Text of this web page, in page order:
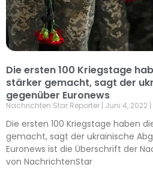
Die ersten 100 Kriegstage
stärker gemacht, sagt der
gegenüber Euronews
Nachrichten Star Reporter Juni 4, 2022
Die ersten 100 Kriegstage haben
gemacht, sagt der ukrainische
Euronews ist die Überschrift der
von NachrichtenStar